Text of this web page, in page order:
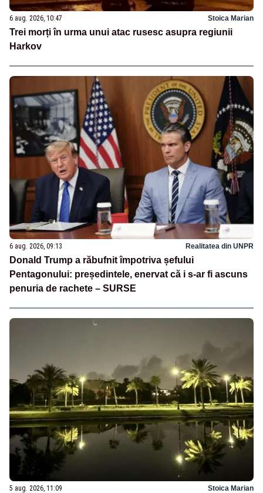
6 aug. 2026, 10:47 Stoica Marian
Trei morți în urma unui atac rusesc asupra regiunii
Harkov
6 aug. 2026, 09:13 Realitatea din UNPR
Donald Trump a răbufnit împotriva șefului
Pentagonului: președintele, enervat că i s-ar fi ascuns
penuria de rachete – SURSE
5 aug. 2026, 11:09 Stoica Marian